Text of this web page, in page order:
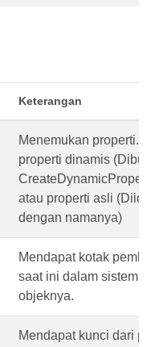
Keterangan
Menemukan properti.
properti dinamis
atau properti asli
dengan namanya)
Mendapat kotak
saat ini dalam sistem
objeknya.
Mendapat kunci dari